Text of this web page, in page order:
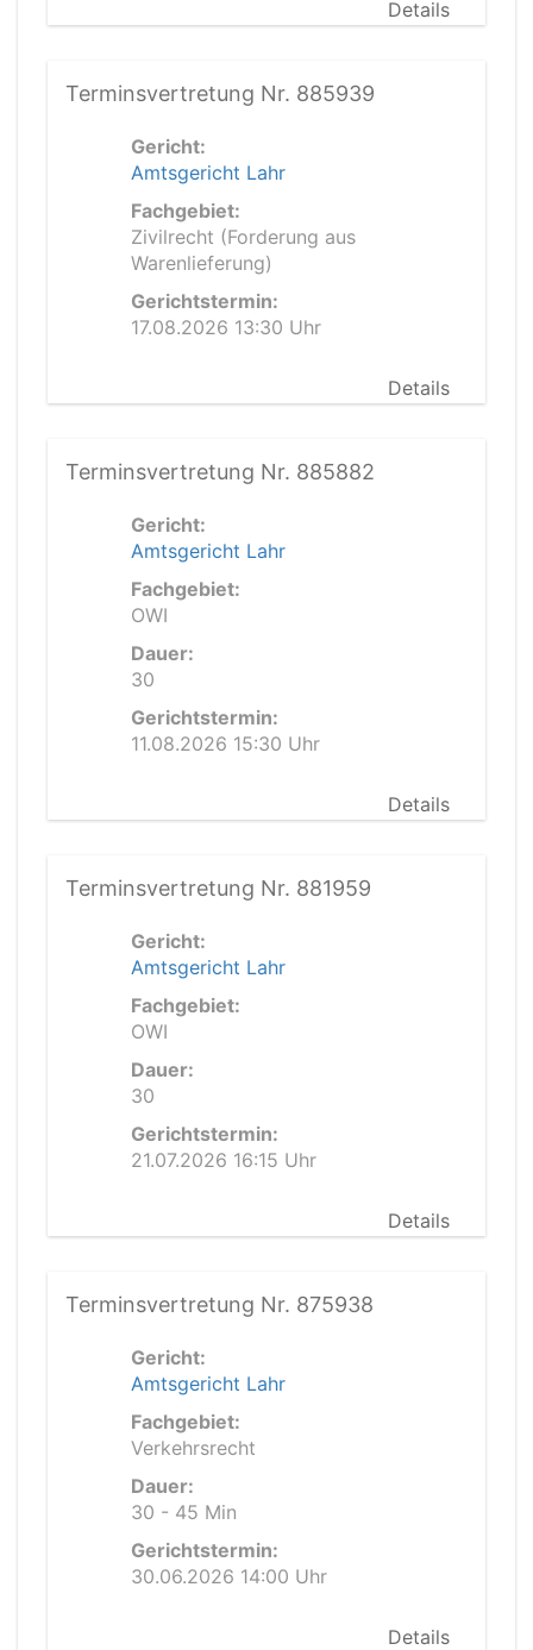
Details
Terminsvertretung Nr. 885939
Gericht:
Amtsgericht Lahr
Fachgebiet:
Zivilrecht (Forderung aus
Warenlieferung)
Gerichtstermin:
17.08.2026 13:30 Uhr
Details
Terminsvertretung Nr. 885882
Gericht:
Amtsgericht Lahr
Fachgebiet:
OWI
Dauer:
30
Gerichtstermin:
11.08.2026 15:30 Uhr
Details
Terminsvertretung Nr. 881959
Gericht:
Amtsgericht Lahr
Fachgebiet:
OWI
Dauer:
30
Gerichtstermin:
21.07.2026 16:15 Uhr
Details
Terminsvertretung Nr. 875938
Gericht:
Amtsgericht Lahr
Fachgebiet:
Verkehrsrecht
Dauer:
30 - 45 Min
Gerichtstermin:
30.06.2026 14:00 Uhr
Details